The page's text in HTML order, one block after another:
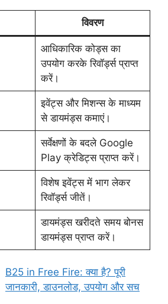
विवरण
आधिकारिक कोड्स का
उपयोग करके रिवॉर्ड्स प्राप्त
करें।
इवेंट्स और मिशन्स के माध्यम
से डायमंड्स कमाएं।
सर्वेक्षणों के बदले Google
Play क्रेडिट्स प्राप्त करें।
विशेष इवेंट्स में भाग लेकर
रिवॉर्ड्स जीतें।
डायमंड्स खरीदते समय बोनस
डायमंड्स प्राप्त करें।
B25 in Free Fire: क्या है? पूरी
जानकारी, डाउनलोड, उपयोग और सच